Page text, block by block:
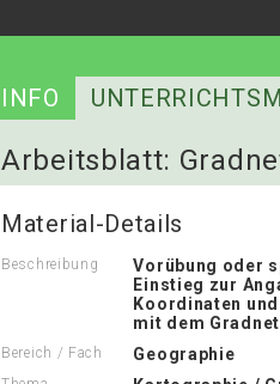
INFO
Arbeitsblatt:
Material-Details
Beschreibung
Vorübung oder
Einstieg zur
Koordinaten
mit dem
Bereich / Fach Geographie